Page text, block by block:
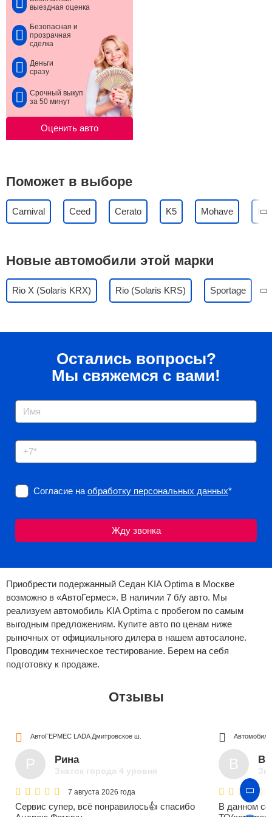
выездная оценка
Безопасная и
прозрачная
сделка
Деньги
сразу
Срочный выкуп
за 50 минут
Оценить авто
Поможет в выборе
Carnival Ceed Cerato K5 Mohave
Новые автомобили этой марки
Rio X (Solaris KRX) Rio (Solaris KRS) Sportage
Остались вопросы?
Мы свяжемся с вами!
Согласие наобработку персональных данных*
Приобрести подержанный Седан KIA Optima в Москве
возможно в «АвтоГермес». В наличии 7 б/у авто. Мы
реализуем автомобиль KIA Optima с пробегом по самым
выгодным предложениям. Купите авто по ценам ниже
рыночных от официального дилера в нашем автосалоне.
Проводим техническое тестирование. Берем на себя
подготовку к продаже.
Отзывы
АвтоГЕРМЕС LADAДмитровское ш.
Р Рина
Знаток города 4 уровня
7 августа 2026 года
Сервис супер, всё понравилось👍 спасибо
В
В данном